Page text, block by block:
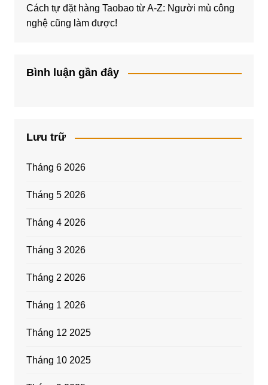
Cách tự đặt hàng Taobao từ A-Z: Người mù công
nghệ cũng làm được!
Bình luận gần đây
Lưu trữ
Tháng 6 2026
Tháng 5 2026
Tháng 4 2026
Tháng 3 2026
Tháng 2 2026
Tháng 1 2026
Tháng 12 2025
Tháng 10 2025